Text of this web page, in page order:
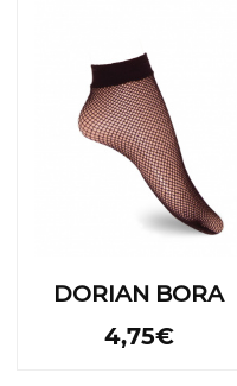
DORIAN BORA
4,75€